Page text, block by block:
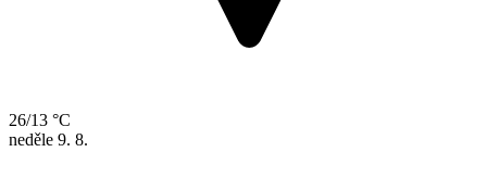
26/13 °C
neděle 9. 8.